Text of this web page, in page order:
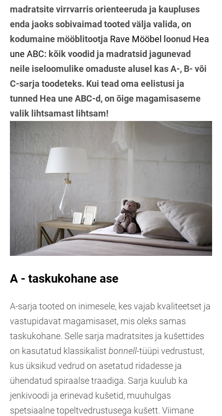
madratsite virrvarris orienteeruda ja kaupluses
enda jaoks sobivaimad tooted välja valida, on
kodumaine mööblitootja Rave Mööbel loonud Hea
une ABC: kõik voodid ja madratsid jagunevad
neile iseloomulike omaduste alusel kas A-, B- või
C-sarja toodeteks. Kui tead oma eelistusi ja
tunned Hea une ABC-d, on õige magamisaseme
valik lihtsamast lihtsam!
A - taskukohane ase
A-sarja tooted on inimesele, kes vajab kvaliteetset ja
vastupidavat magamisaset, mis oleks samas
taskukohane. Selle sarja madratsites ja kušettides
on kasutatud klassikalist bonnell-tüüpi vedrustust,
kus üksikud vedrud on asetatud ridadesse ja
ühendatud spiraalse traadiga. Sarja kuulub ka
jenkivoodi ja erinevad kušetid, muuhulgas
spetsiaalne topeltvedrustusega kušett. Viimane